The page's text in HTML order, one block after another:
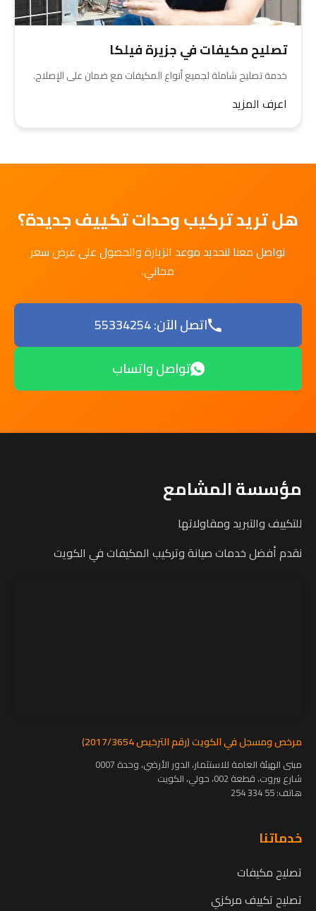
تصليح مكيفات في جزيرة فيلكا
خدمة تصليح شاملة لجميع أنواع المكيفات مع ضمان على الإصلاح.
اعرف المزيد
هل تريد تركيب وحدات تكييف جديدة؟
تواصل معنا لتحديد موعد الزيارة والحصول على عرض سعر
مجاني.
اتصل الآن: 55334254
تواصل واتساب
مؤسسة المشامع
للتكييف والتبريد ومقاولاتها
نقدم أفضل خدمات صيانة وتركيب المكيفات في الكويت
مرخص ومسجل في الكويت (رقم الترخيص 2017/3654)
مبنى الهيئة العامة للاستثمار، الدور الأرضي، وحدة 0007
شارع بيروت، قطعة 002، حولي، الكويت
هاتف:55 334 254
خدماتنا
تصليح مكيفات
تصليح تكييف مركزي